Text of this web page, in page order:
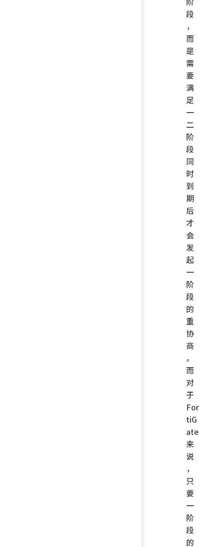
段
，
而
是
需
要
满
足
一
二
阶
段
同
时
到
期
后
才
会
发
起
一
阶
段
的
重
协
商
。
而
对
于
For
tiG
ate
来
说
，
只
要
一
阶
段
的